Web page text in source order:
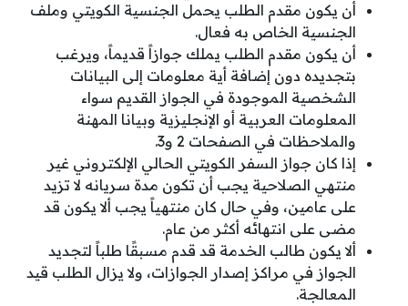
أن يكون مقدم الطلب يحمل الجنسية الكويتي وملف
الجنسية الخاص به فعال.
أن يكون مقدم الطلب يملك جوازاً قديماً، ويرغب
بتجديده دون إضافة أية معلومات إلى البيانات
الشخصية الموجودة في الجواز القديم سواء
المعلومات العربية أو الإنجليزية وبيانا المهنة
والملاحظات في الصفحات 2 و3.
إذا كان جواز السفر الكويتي الحالي الإلكتروني غير
منتهي الصلاحية يجب أن تكون مدة سريانه لا تزيد
على عامين، وفي حال كان منتهياً يجب ألا يكون قد
مضى على انتهائه أكثر من عام.
ألا يكون طالب الخدمة قد قدم مسبقًا طلباً لتجديد
الجواز في مراكز إصدار الجوازات، ولا يزال الطلب قيد
المعالجة.